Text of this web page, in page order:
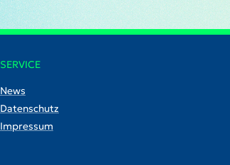
SERVICE
News
Datenschutz
Impressum